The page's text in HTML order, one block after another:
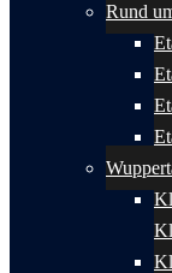
Rund